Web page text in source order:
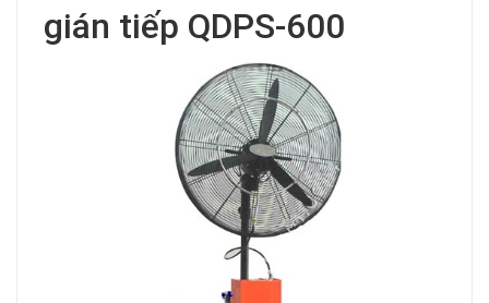
gián tiếp QDPS-600